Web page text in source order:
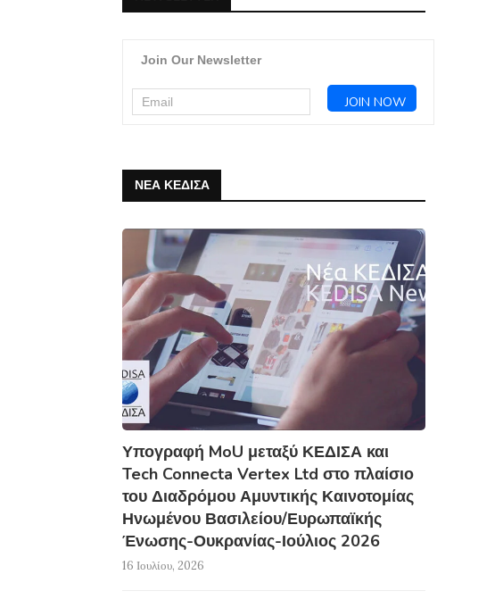
Join Our Newsletter
ΝΕΑ ΚΕΔΙΣΑ
Υπογραφή MoU μεταξύ ΚΕΔΙΣΑ και
Tech Connecta Vertex Ltd στο πλαίσιο
του Διαδρόμου Αμυντικής Καινοτομίας
Ηνωμένου Βασιλείου/Ευρωπαϊκής
Ένωσης-Ουκρανίας-Ιούλιος 2026
16 Ιουλίου, 2026